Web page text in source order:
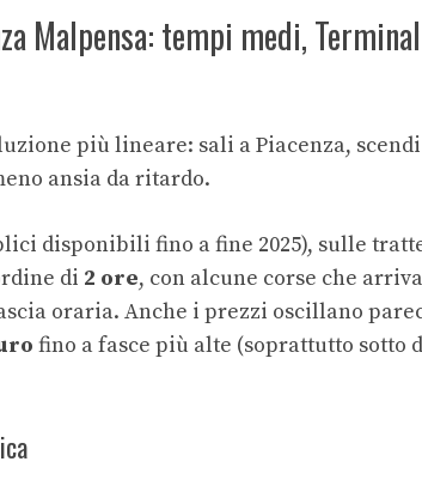
Malpensa: tempi medi,
più lineare: sali a Piacenza,
ansia da ritardo.
disponibili fino a fine 2025), sulle
di 2 ore, con alcune corse che
oraria. Anche i prezzi oscillano
fino a fasce più alte (soprattutto sotto